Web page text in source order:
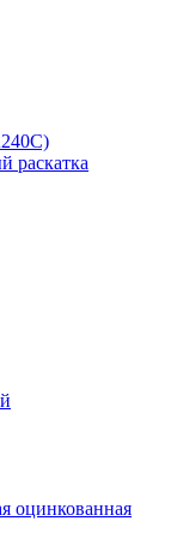
раскатка
оцинкованная